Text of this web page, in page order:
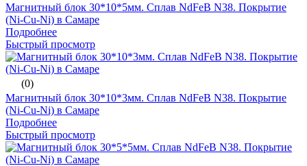
Магнитный блок 30*10*5мм. Сплав NdFeB N38. Покрытие
(Ni-Cu-Ni) в Самаре
Подробнее
Быстрый просмотр
(0)
Магнитный блок 30*10*3мм. Сплав NdFeB N38. Покрытие
(Ni-Cu-Ni) в Самаре
Подробнее
Быстрый просмотр